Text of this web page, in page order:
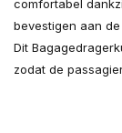
comfortabel
bevestigen aan
Dit
zodat de